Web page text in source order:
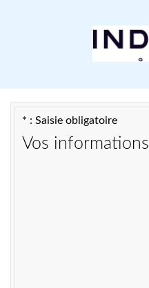
* : Saisie obligatoire
Vos informations